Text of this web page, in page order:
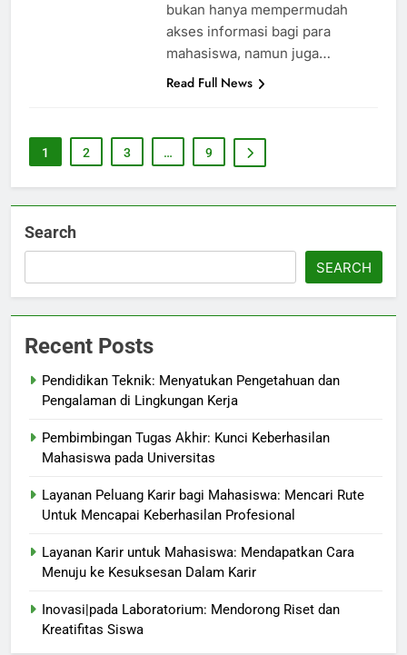
bukan hanya mempermudah
akses informasi bagi para
mahasiswa, namun juga…
Read Full News
1 2 3 … 9
Search
SEARCH
Recent Posts
Pendidikan Teknik: Menyatukan Pengetahuan dan
Pengalaman di Lingkungan Kerja
Pembimbingan Tugas Akhir: Kunci Keberhasilan
Mahasiswa pada Universitas
Layanan Peluang Karir bagi Mahasiswa: Mencari Rute
Untuk Mencapai Keberhasilan Profesional
Layanan Karir untuk Mahasiswa: Mendapatkan Cara
Menuju ke Kesuksesan Dalam Karir
Inovasi|pada Laboratorium: Mendorong Riset dan
Kreatifitas Siswa